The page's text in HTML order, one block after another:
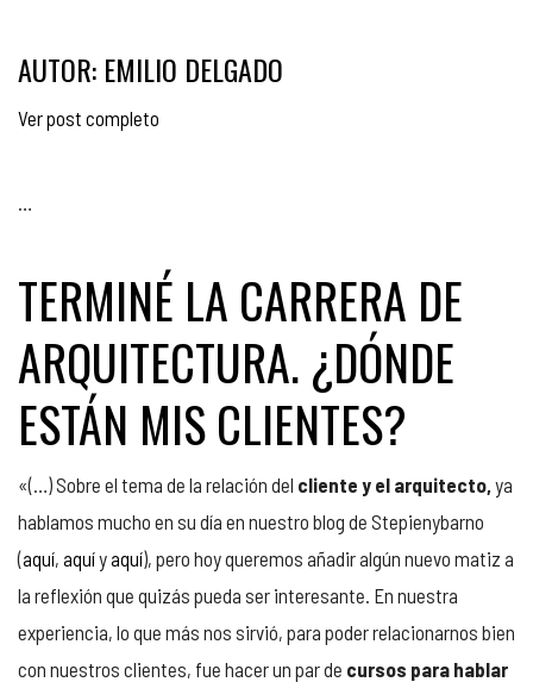
AUTOR: EMILIO DELGADO
Ver post completo
TERMINÉ LA CARRERA DE
ARQUITECTURA. ¿DÓNDE
ESTÁN MIS CLIENTES?
«(…) Sobre el tema de la relación del cliente y el arquitecto, ya
hablamos mucho en su día en nuestro blog de Stepienybarno
(aquí, aquíyaquí), pero hoy queremos añadir algún nuevo matiz a
la reflexión que quizás pueda ser interesante. En nuestra
experiencia, lo que más nos sirvió, para poder relacionarnos bien
con nuestros clientes, fue hacer un par de cursos para hablar